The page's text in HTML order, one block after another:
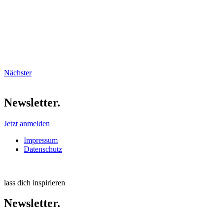
Nächster
Newsletter.
Jetzt anmelden
Impressum
Datenschutz
lass dich inspirieren
Newsletter.